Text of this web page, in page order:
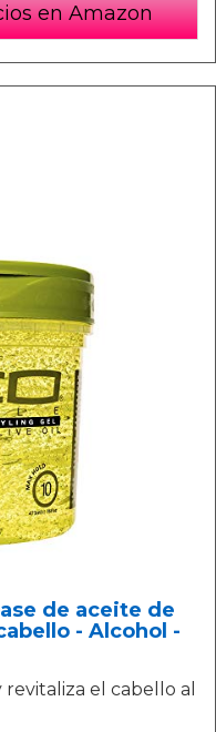
en Amazon
de aceite de
- Alcohol -
el cabello al